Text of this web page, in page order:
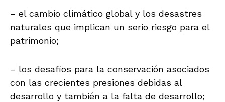
– el cambio climático global y los desastres
naturales que implican un serio riesgo para el
patrimonio;
– los desafíos para la conservación asociados
con las crecientes presiones debidas al
desarrollo y también a la falta de desarrollo;